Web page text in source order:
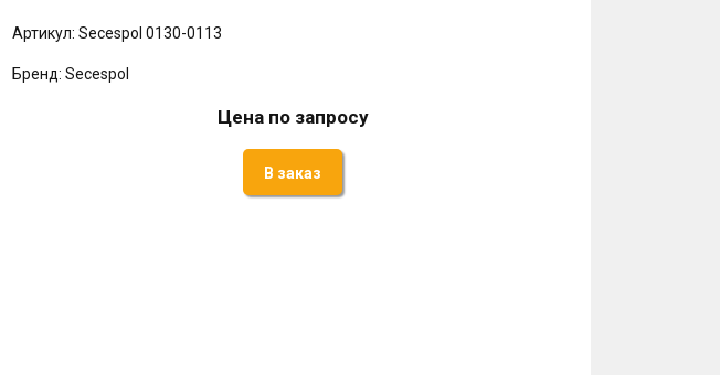
Артикул: Secespol 0130-0113
Бренд: Secespol
Цена по запросу
В заказ